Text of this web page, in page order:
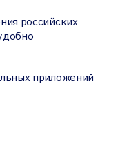
российских
приложений